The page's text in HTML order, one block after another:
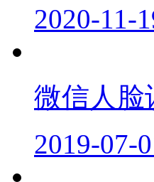
2020-11-
微信人脸
2019-07-